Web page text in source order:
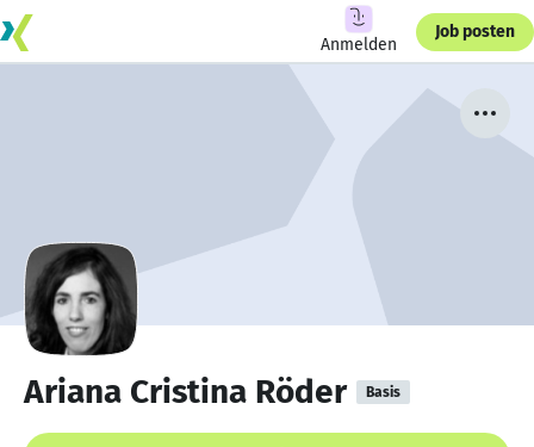
Anmelden
Job posten
Ariana Cristina Röder Basis